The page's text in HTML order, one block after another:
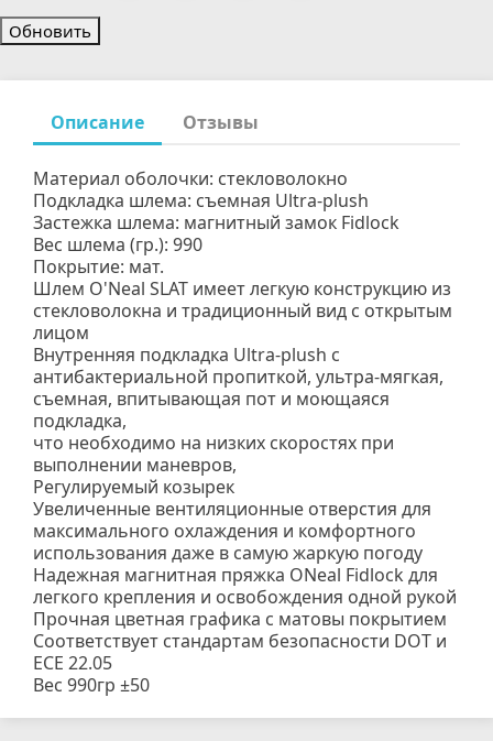
Описание Отзывы
Материал оболочки: стекловолокно
Подкладка шлема: cъемная Ultra-plush
Застежка шлема: магнитный замок Fidlock
Вес шлема (гр.): 990
Покрытие: мат.
Шлем O'Neal SLAT имеет легкую конструкцию из
стекловолокна и традиционный вид с открытым
лицом
Внутренняя подкладка Ultra-plush с
антибактериальной пропиткой, ультра-мягкая,
съемная, впитывающая пот и моющаяся
подкладка,
что необходимо на низких скоростях при
выполнении маневров,
Регулируемый козырек
Увеличенные вентиляционные отверстия для
максимального охлаждения и комфортного
использования даже в самую жаркую погоду
Надежная магнитная пряжка ONeal Fidlock для
легкого крепления и освобождения одной рукой
Прочная цветная графика с матовы покрытием
Соответствует стандартам безопасности DOT и
ECE 22.05
Вес 990гр ±50